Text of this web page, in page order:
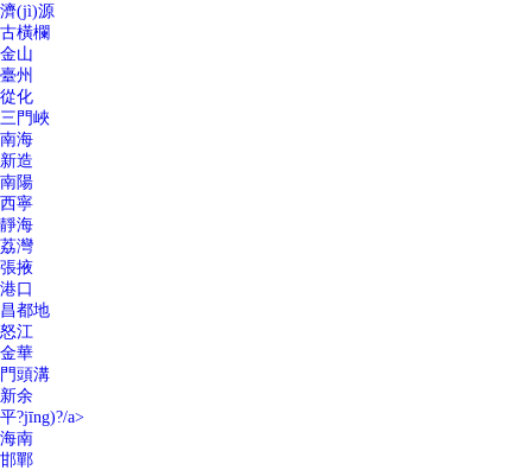
濟(jì)源
古橫欄
金山
臺州
從化
三門峽
南海
新造
南陽
西寧
靜海
荔灣
張掖
港口
昌都地
怒江
金華
門頭溝
新余
平?jīng)?/a>
海南
邯鄲